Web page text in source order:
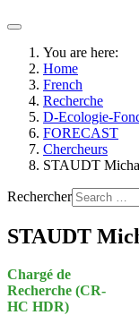
You are here:
Home
French
Recherche
D-Ecologie-
FORECAST
Chercheurs
STAUDT
Rechercher
STAUDT
Chargé de
Recherche (CR-
HC HDR)